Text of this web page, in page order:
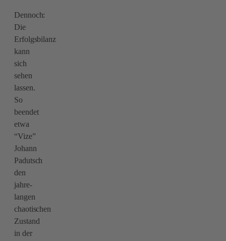
Dennoch:
Die
Erfolgsbilanz
kann
sich
sehen
lassen.
So
beendet
etwa
“Vize”
Johann
Padutsch
den
jahre-
langen
chaotischen
Zustand
in der